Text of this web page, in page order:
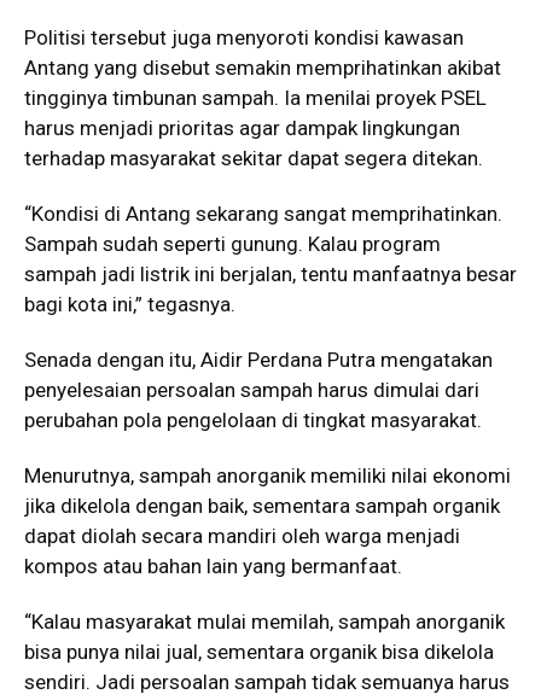
Politisi tersebut juga menyoroti kondisi kawasan
Antang yang disebut semakin memprihatinkan akibat
tingginya timbunan sampah. Ia menilai proyek PSEL
harus menjadi prioritas agar dampak lingkungan
terhadap masyarakat sekitar dapat segera ditekan.
“Kondisi di Antang sekarang sangat memprihatinkan.
Sampah sudah seperti gunung. Kalau program
sampah jadi listrik ini berjalan, tentu manfaatnya besar
bagi kota ini,” tegasnya.
Senada dengan itu, Aidir Perdana Putra mengatakan
penyelesaian persoalan sampah harus dimulai dari
perubahan pola pengelolaan di tingkat masyarakat.
Menurutnya, sampah anorganik memiliki nilai ekonomi
jika dikelola dengan baik, sementara sampah organik
dapat diolah secara mandiri oleh warga menjadi
kompos atau bahan lain yang bermanfaat.
“Kalau masyarakat mulai memilah, sampah anorganik
bisa punya nilai jual, sementara organik bisa dikelola
sendiri. Jadi persoalan sampah tidak semuanya harus